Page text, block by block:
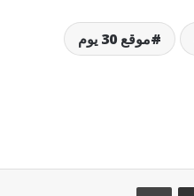
موقع 30 يوم
مشاركة عبر البريد طباعة